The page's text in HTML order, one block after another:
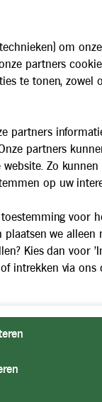
om
partners
te tonen, zowel
partners
partners
Zo kunnen
op uw
voor
plaatsen we alleen
Kies dan voor
intrekken via ons